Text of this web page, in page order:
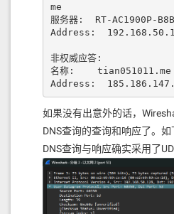
me
服务器:  RT-AC1900P-
Address:  192.168.50.1
非权威应答:
名称:    tian051011.me
Address:
如果没有出意外的话，
DNS查询的查询和响应了。
DNS查询与响应确实采用了